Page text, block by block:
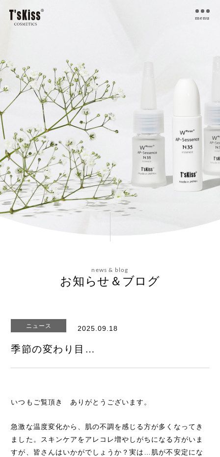
私たちのプラセンタ
開発インタビュー
商品一覧
取扱ご検討サロン様へ
お取扱サロン
お知らせ・ブログ
会社概要
お問い合わせ
menu
news & blog
お知らせ＆ブログ
ニュース 2025.09.18
季節の変わり目…
いつもご覧頂き ありがとうございます。
急激な温度変化から、肌の不調を感じる方が多くなってき
ました。スキンケアをアレコレ増やしがちになる方がいま
すが、皆さんはいかがでしょうか？実は…肌が不安定にな